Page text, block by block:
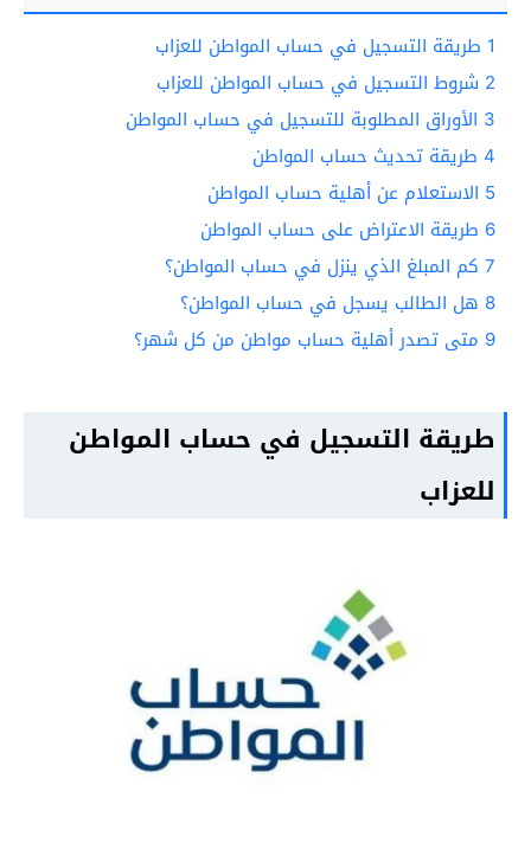
1 طريقة التسجيل في حساب المواطن للعزاب
2 شروط التسجيل في حساب المواطن للعزاب
3 الأوراق المطلوبة للتسجيل في حساب المواطن
4 طريقة تحديث حساب المواطن
5 الاستعلام عن أهلية حساب المواطن
6 طريقة الاعتراض على حساب المواطن
7 كم المبلغ الذي ينزل في حساب المواطن؟
8 هل الطالب يسجل في حساب المواطن؟
9 متى تصدر أهلية حساب مواطن من كل شهر؟
طريقة التسجيل في حساب المواطن
للعزاب